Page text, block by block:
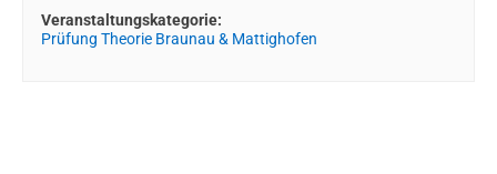
Veranstaltungskategorie:
Prüfung Theorie Braunau & Mattighofen